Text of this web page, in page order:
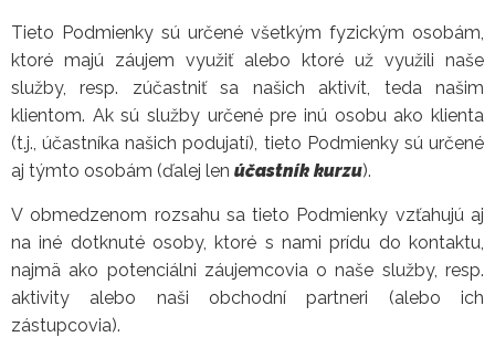
Tieto Podmienky sú určené všetkým fyzickým osobám,
ktoré majú záujem využiť alebo ktoré už využili naše
služby, resp. zúčastniť sa našich aktivít, teda našim
klientom. Ak sú služby určené pre inú osobu ako klienta
(t.j., účastníka našich podujatí), tieto Podmienky sú určené
aj týmto osobám (ďalej len účastník kurzu).
V obmedzenom rozsahu sa tieto Podmienky vzťahujú aj
na iné dotknuté osoby, ktoré s nami prídu do kontaktu,
najmä ako potenciálni záujemcovia o naše služby, resp.
aktivity alebo naši obchodní partneri (alebo ich
zástupcovia).